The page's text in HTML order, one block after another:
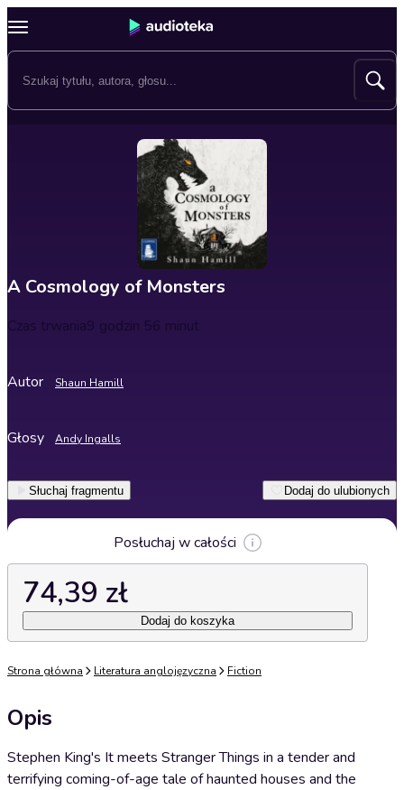
A Cosmology of Monsters
Czas trwania9 godzin 56 minut
Autor Shaun Hamill
Głosy Andy Ingalls
Słuchaj fragmentu Dodaj do ulubionych
Posłuchaj w całości
74,39 zł
Dodaj do koszyka
Strona główna Literatura anglojęzyczna Fiction
Opis
Stephen King's It meets Stranger Things in a tender and
terrifying coming-of-age tale of haunted houses and the